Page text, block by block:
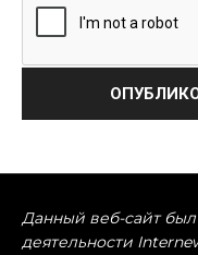
Данный веб-сайт был
деятельности